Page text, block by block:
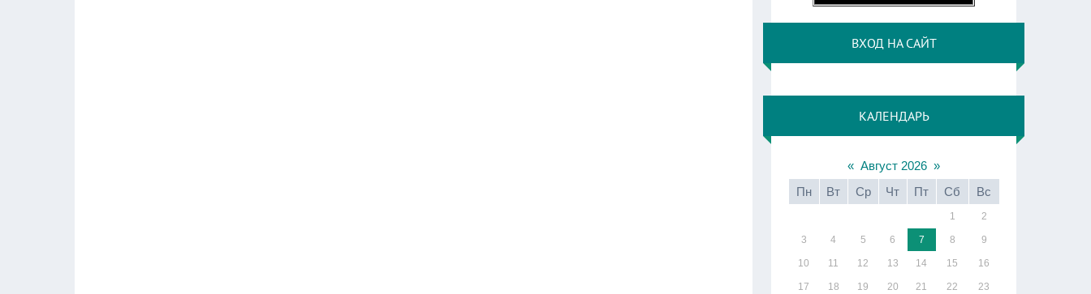
ВХОД НА САЙТ
КАЛЕНДАРЬ
« Август 2026 »
Пн
Вт Ср Чт Пт Сб Вс
1 2
3 4 5 6 7 8 9
10 11 12 13 14 15 16
17 18 19 20 21 22 23